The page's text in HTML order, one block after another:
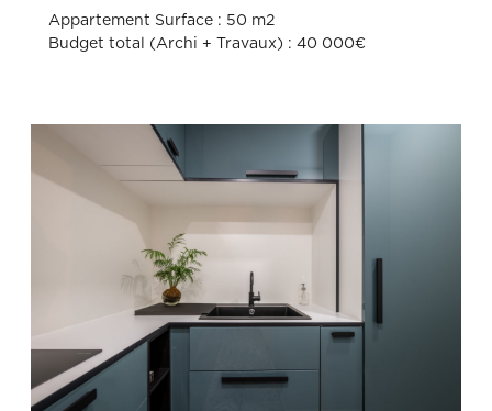
Appartement Surface : 50 m2
Budget total (Archi + Travaux) : 40 000€